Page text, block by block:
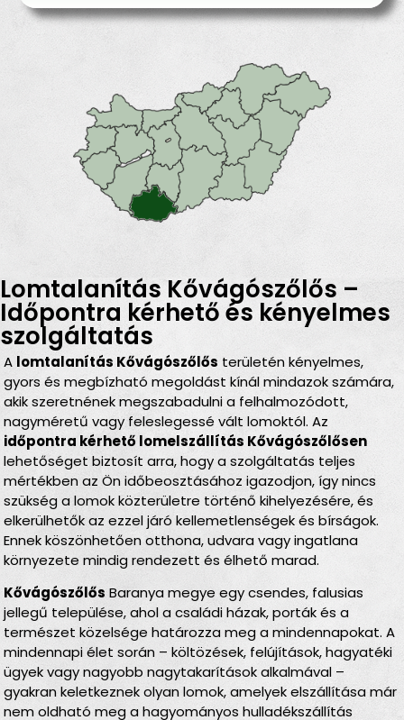
Lomtalanítás Kővágószőlős –
Időpontra kérhető és kényelmes
szolgáltatás
A lomtalanítás Kővágószőlős területén kényelmes,
gyors és megbízható megoldást kínál mindazok számára,
akik szeretnének megszabadulni a felhalmozódott,
nagyméretű vagy feleslegessé vált lomoktól. Az
időpontra kérhető lomelszállítás Kővágószőlősen
lehetőséget biztosít arra, hogy a szolgáltatás teljes
mértékben az Ön időbeosztásához igazodjon, így nincs
szükség a lomok közterületre történő kihelyezésére, és
elkerülhetők az ezzel járó kellemetlenségek és bírságok.
Ennek köszönhetően otthona, udvara vagy ingatlana
környezete mindig rendezett és élhető marad.
Kővágószőlős Baranya megye egy csendes, falusias
jellegű települése, ahol a családi házak, porták és a
természet közelsége határozza meg a mindennapokat. A
mindennapi élet során – költözések, felújítások, hagyatéki
ügyek vagy nagyobb nagytakarítások alkalmával –
gyakran keletkeznek olyan lomok, amelyek elszállítása már
nem oldható meg a hagyományos hulladékszállítás